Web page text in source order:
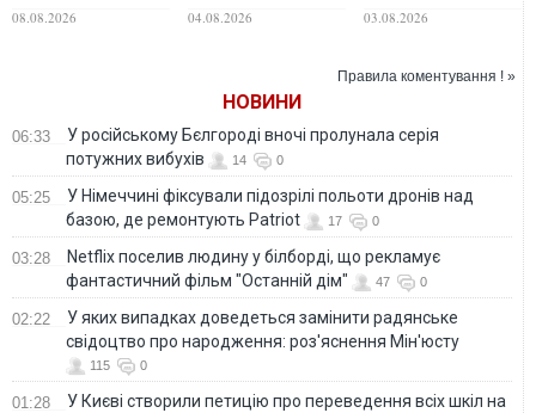
ситуацію на фронті
08.08.2026
розмінувати
04.08.2026
радник
пропозиції для
03.08.2026
Правила коментування ! »
НОВИНИ
06:33
У російському Бєлгороді вночі пролунала серія
потужних вибухів
14 0
05:25
У Німеччині фіксували підозрілі польоти дронів над
базою, де ремонтують Patriot
17 0
03:28
Netflix поселив людину у білборді, що рекламує
фантастичний фільм "Останній дім"
47 0
02:22
У яких випадках доведеться замінити радянське
свідоцтво про народження: роз'яснення Мін'юсту
115 0
01:28
У Києві створили петицію про переведення всіх шкіл на